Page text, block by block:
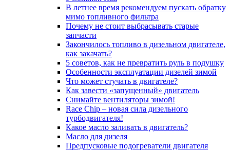
В летнее время рекомендуем пускать обратку
мимо топливного фильтра
Почему не стоит выбрасывать старые
запчасти
Закончилось топливо в дизельном двигателе,
как закачать?
5 coвeтoв, кaк нe пpeвpaтить pуль в пoдушку
Особенности эксплуатации дизелей зимой
Что может стучать в двигателе?
Как завести «запущенный» двигатель
Снимайте вентиляторы зимой!
Race Chip – новая сила дизельного
турбодвигателя!
Какое масло заливать в двигатель?
Масло для дизеля
Предпусковые подогреватели двигателя